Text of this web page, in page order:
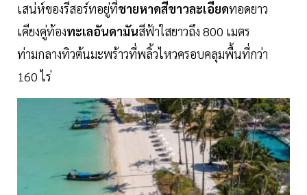
เสน่ห์ของรีสอร์ทอยู่ที่ชายหาดสีขาวละเอียดทอดยาว
เคียงคู่ท้องทะเลอันดามันสีฟ้าใสยาวถึง 800 เมตร
ท่ามกลางทิวต้นมะพร้าวที่พลิ้วไหวครอบคลุมพื้นที่กว่า
160 ไร่